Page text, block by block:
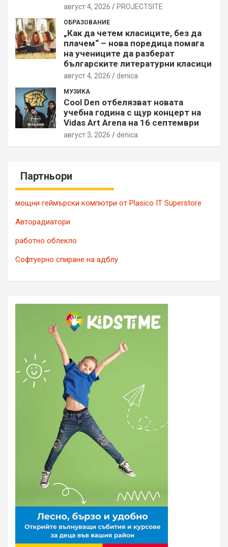
август 4, 2026 PROJECTSITЕ
ОБРАЗОВАНИЕ
„Как да четем класиците, без да
плачем“ – нова поредица помага
на учениците да разберат
българските литературни класици
август 4, 2026 denica
МУЗИКА
Cool Den отбелязват новата
учебна година с щур концерт на
Vidas Art Arena на 16 септември
август 3, 2026 denica
Партньори
мощни геймърски компютри от Plasico IT Superstore
Авторадиатори
работно облекло
Софтуерно спиране на адблу